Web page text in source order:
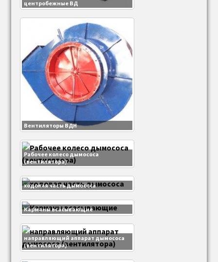
центробежные ВД
Вентиляторы ВДН
Рабочее колесо дымососа
(вентилятора)
ходовая часть дымососа
Карманы всасывающие
направляющий аппарат дымососа
(вентилятора)